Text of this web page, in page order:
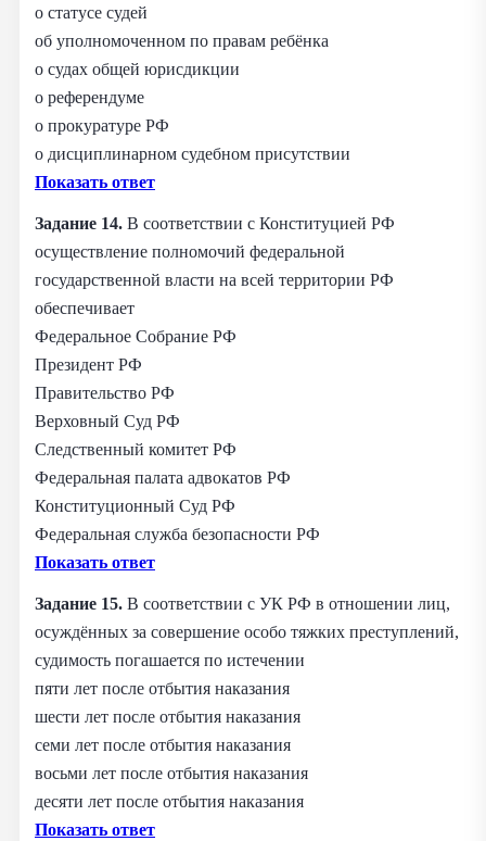
о статусе судей
об уполномоченном по правам ребёнка
о судах общей юрисдикции
о референдуме
о прокуратуре РФ
о дисциплинарном судебном присутствии
Показать ответ
Задание 14. В соответствии с Конституцией РФ
осуществление полномочий федеральной
государственной власти на всей территории РФ
обеспечивает
Федеральное Собрание РФ
Президент РФ
Правительство РФ
Верховный Суд РФ
Следственный комитет РФ
Федеральная палата адвокатов РФ
Конституционный Суд РФ
Федеральная служба безопасности РФ
Показать ответ
Задание 15. В соответствии с УК РФ в отношении лиц,
осуждённых за совершение особо тяжких преступлений,
судимость погашается по истечении
пяти лет после отбытия наказания
шести лет после отбытия наказания
семи лет после отбытия наказания
восьми лет после отбытия наказания
десяти лет после отбытия наказания
Показать ответ